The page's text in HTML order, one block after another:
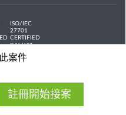
案件
註冊開始接案
ISO/IEC
27701
CERTIFIED
IS 814197
rights reserved.